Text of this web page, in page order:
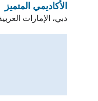
الأكاديمي المتميز
دبي، الإمارات